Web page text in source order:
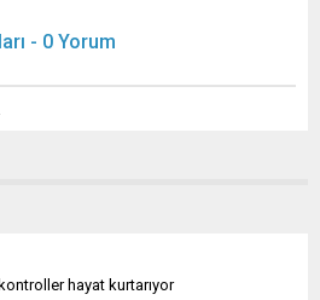
- 0 Yorum
hayat kurtarıyor